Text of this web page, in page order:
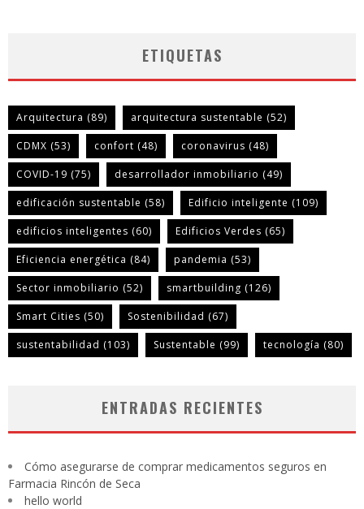
ETIQUETAS
Arquitectura (89) arquitectura sustentable (52)
CDMX (53) confort (48) coronavirus (48)
COVID-19 (75) desarrollador inmobiliario (49)
edificación sustentable (58) Edificio inteligente (109)
edificios inteligentes (60) Edificios Verdes (65)
Eficiencia energética (84) pandemia (53)
Sector inmobiliario (52) smartbuilding (126)
Smart Cities (50) Sostenibilidad (67)
sustentabilidad (103) Sustentable (99) tecnología (80)
ENTRADAS RECIENTES
Cómo asegurarse de comprar medicamentos seguros en
Farmacia Rincón de Seca
hello world